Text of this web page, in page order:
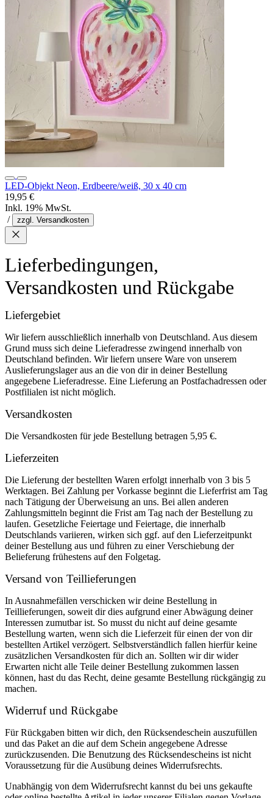
LED-Objekt Neon, Erdbeere/weiß, 30 x 40 cm
19,95 €
Inkl. 19% MwSt.
/
zzgl. Versandkosten
Lieferbedingungen,
Versandkosten und Rückgabe
Liefergebiet
Wir liefern ausschließlich innerhalb von Deutschland. Aus diesem
Grund muss sich deine Lieferadresse zwingend innerhalb von
Deutschland befinden. Wir liefern unsere Ware von unserem
Auslieferungslager aus an die von dir in deiner Bestellung
angegebene Lieferadresse. Eine Lieferung an Postfachadressen oder
Postfilialen ist nicht möglich.
Versandkosten
Die Versandkosten für jede Bestellung betragen 5,95 €.
Lieferzeiten
Die Lieferung der bestellten Waren erfolgt innerhalb von 3 bis 5
Werktagen. Bei Zahlung per Vorkasse beginnt die Lieferfrist am Tag
nach Tätigung der Überweisung an uns. Bei allen anderen
Zahlungsmitteln beginnt die Frist am Tag nach der Bestellung zu
laufen. Gesetzliche Feiertage und Feiertage, die innerhalb
Deutschlands variieren, wirken sich ggf. auf den Lieferzeitpunkt
deiner Bestellung aus und führen zu einer Verschiebung der
Belieferung frühestens auf den Folgetag.
Versand von Teillieferungen
In Ausnahmefällen verschicken wir deine Bestellung in
Teillieferungen, soweit dir dies aufgrund einer Abwägung deiner
Interessen zumutbar ist. So musst du nicht auf deine gesamte
Bestellung warten, wenn sich die Lieferzeit für einen der von dir
bestellten Artikel verzögert. Selbstverständlich fallen hierfür keine
zusätzlichen Versandkosten für dich an. Sollten wir dir wider
Erwarten nicht alle Teile deiner Bestellung zukommen lassen
können, hast du das Recht, deine gesamte Bestellung rückgängig zu
machen.
Widerruf und Rückgabe
Für Rückgaben bitten wir dich, den Rücksendeschein auszufüllen
und das Paket an die auf dem Schein angegebene Adresse
zurückzusenden. Die Benutzung des Rücksendescheins ist nicht
Voraussetzung für die Ausübung deines Widerrufsrechts.
Unabhängig von dem Widerrufsrecht kannst du bei uns gekaufte